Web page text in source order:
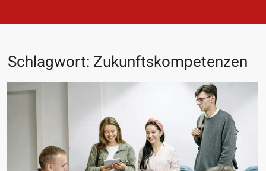
Schlagwort: Zukunftskompetenzen